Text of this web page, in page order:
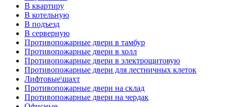
В квартиру
В котельную
В подъезд
В серверную
Противопожарные двери в тамбур
Противопожарные двери в холл
Противопожарные двери в электрощитовую
Противопожарные двери для лестничных клеток
Лифтовые\шахт
Противопожарные двери на склад
Противопожарные двери на чердак